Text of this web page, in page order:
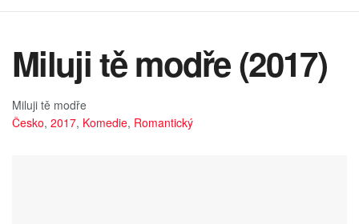
Miluji tě modře (2017)
Miluji tě modře
Česko, 2017, Komedie, Romantický